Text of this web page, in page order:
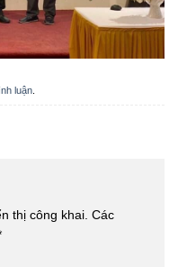
luận.
thị công khai. Các